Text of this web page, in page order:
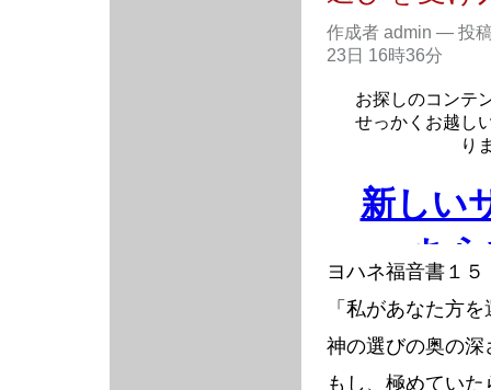
作成者 admin —投
23日 16時36分
ヨハネ福音書１
「私があなた方
神の選びの奥の
もし、極めてい